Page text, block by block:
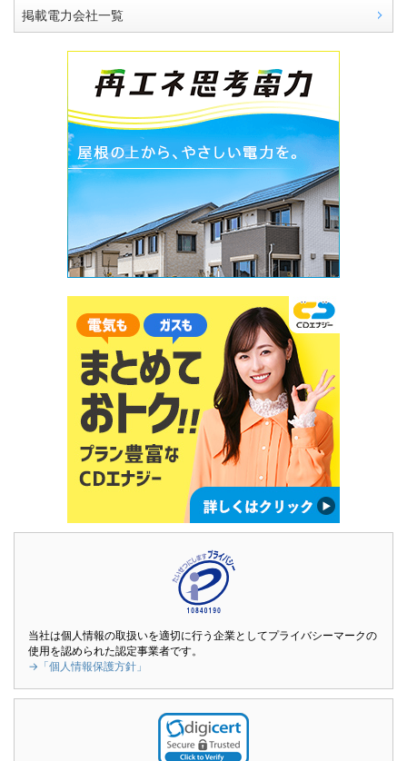
掲載電力会社一覧
当社は個人情報の取扱いを適切に行う企業としてプライバシーマークの
使用を認められた認定事業者です。
→「個人情報保護方針」